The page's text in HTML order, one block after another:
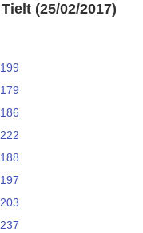
(25/02/2017)